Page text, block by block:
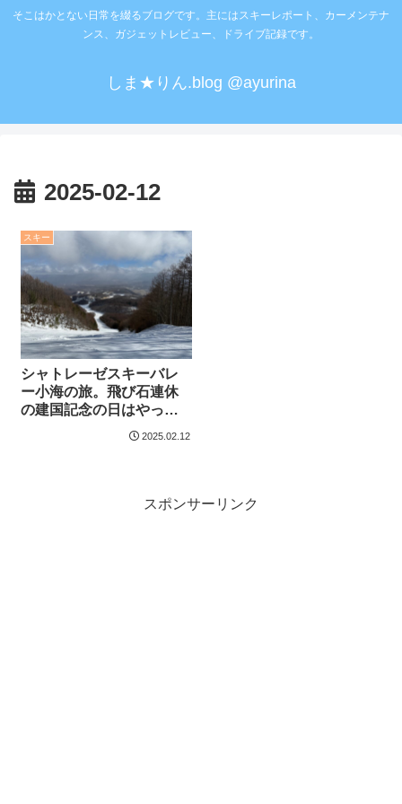
そこはかとない日常を綴るブログです。主にはスキーレポート、カーメンテナ
ンス、ガジェットレビュー、ドライブ記録です。
しま★りん.blog @ayurina
2025-02-12
スキー
シャトレーゼスキーバレ
ー小海の旅。飛び石連休
の建国記念の日はやっぱ
り混んでたけど、このス
キー場はリフト待ち知ら
2025.02.12
スポンサーリンク